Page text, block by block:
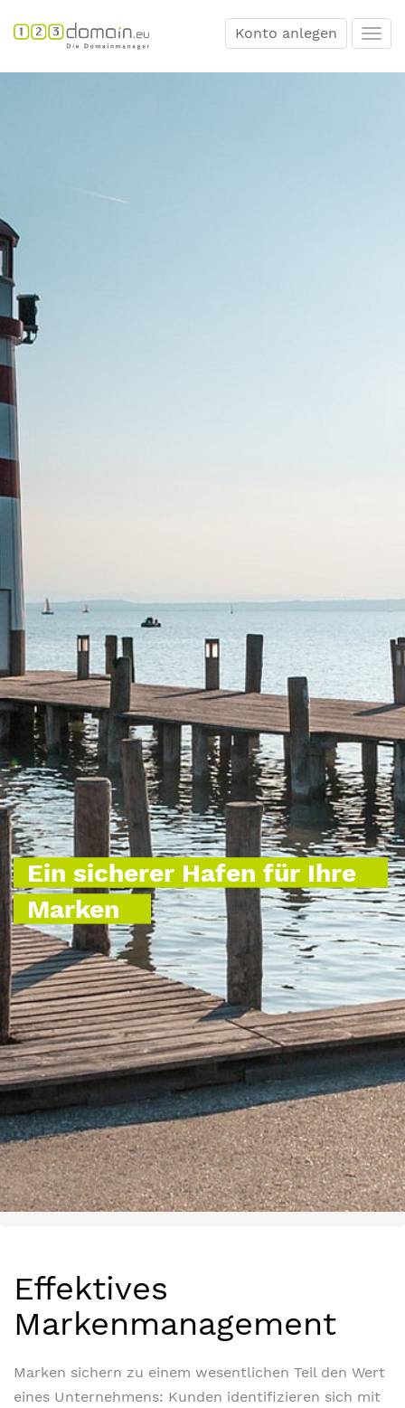
Konto anlegen
Ein sicherer Hafen für Ihre
Marken
Effektives
Markenmanagement
Marken sichern zu einem wesentlichen Teil den Wert
eines Unternehmens: Kunden identifizieren sich mit